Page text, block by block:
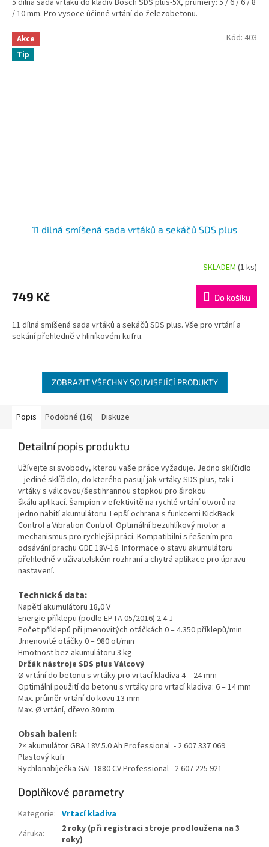
5 dílná sada vrtáků do kladiv Bosch SDS plus-5X, průměry: 5 / 6 / 6 / 8
/ 10 mm. Pro vysoce účinné vrtání do železobetonu.
Akce
Tip
11 dílná smíšená sada vrtáků a sekáčů SDS plus
SKLADEM (1 ks)
749 Kč Do košíku
11 dílná smíšená sada vrtáků a sekáčů SDS plus. Vše pro vrtání a
sekání přehledně v hliníkovém kufru.
Kód: 403
ZOBRAZIT VŠECHNY SOUVISEJÍCÍ PRODUKTY
Popis Podobné (16) Diskuze
Detailní popis produktu
Užívejte si svobody, kterou vaše práce vyžaduje. Jedno sklíčidlo
– jediné sklíčidlo, do kterého pasují jak vrtáky SDS plus, tak i
vrtáky s válcovou/šestihrannou stopkou pro širokou
škálu aplikací. Šampion v efektivitě na rychlé vrtání otvorů na
jedno nabití akumulátoru. Lepší ochrana s funkcemi KickBack
Control a Vibration Control. Optimální bezuhlíkový motor a
mechanismus pro rychlejší práci. Kompatibilní s řešením pro
odsávání prachu GDE 18V-16. Informace o stavu akumulátoru
přehledně v uživatelském rozhraní a chytrá aplikace pro úpravu
nastavení.
Technická data:
Napětí akumulátoru 18,0 V
Energie příklepu (podle EPTA 05/2016) 2.4 J
Počet příklepů při jmenovitých otáčkách 0 – 4.350 příklepů/min
Jmenovité otáčky 0 – 980 ot/min
Hmotnost bez akumulátoru 3 kg
Držák nástroje SDS plus Válcový
Ø vrtání do betonu s vrtáky pro vrtací kladiva 4 – 24 mm
Optimální použití do betonu s vrtáky pro vrtací kladiva: 6 – 14 mm
Max. průměr vrtání do kovu 13 mm
Max. Ø vrtání, dřevo 30 mm
Obsah balení:
2× akumulátor GBA 18V 5.0 Ah Professional - 2 607 337 069
Plastový kufr
Rychlonabíječka GAL 1880 CV Professional - 2 607 225 921
Doplňkové parametry
Kategorie: Vrtací kladiva
Záruka:
2 roky (při registraci stroje prodloužena na 3
roky)